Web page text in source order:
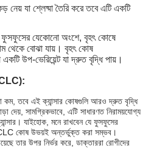
যা শ্লেষ্মা তৈরি করে তবে এটি একটি
ফুসফুসের যেকোনো অংশে, বৃহৎ কোষে
থেকে বোঝা যায়। বৃহৎ কোষ
একটি উপ-ভেরিয়েন্ট যা দ্রুত বৃদ্ধি পায়।
কম, তবে এই ক্যান্সার কোষগুলি আরও দ্রুত বৃদ্ধি
দেয়, সামগ্রিকভাবে, এটি সাধারণত নিরাময়যোগ্য
যাইহোক, মনে রাখবেন যে ফুসফুসের
কোষ উভয়ই অন্তর্ভুক্ত করা সম্ভব।
তার উপর নির্ভর করে, ডাক্তাররা রোগীদের